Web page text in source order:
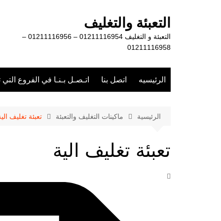
التعبئة والتغليف
التعبئة و التغليف 01211116954 – 01211116956 –
01211116958
الرئيسيه اتصل بنا اتـصـل بـنـا في الفروع
الرئيسية ماكينات التغليف والتعبئة تعبئة تغليف
تعبئة تغليف الية